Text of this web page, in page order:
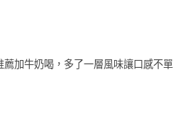
加牛奶喝，多了一層風味讓口感不單